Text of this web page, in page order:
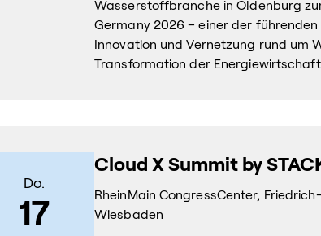
Wasserstoffbranche in Oldenburg
Germany 2026 – einer der
Innovation und Vernetzung rund um
Transformation der
Do.
17
Cloud X Summit by
RheinMain CongressCenter,
Wiesbaden